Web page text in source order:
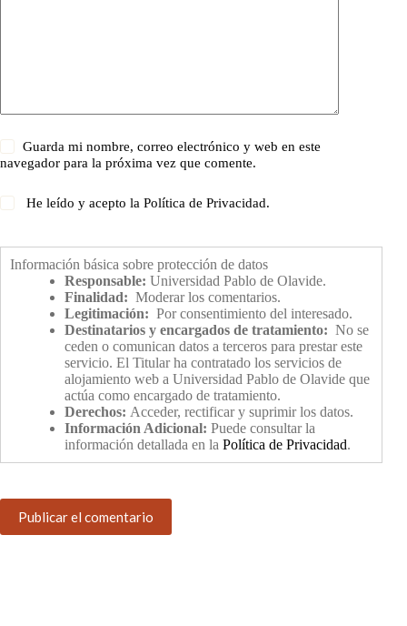
Guarda mi nombre, correo electrónico y web en este
navegador para la próxima vez que comente.
He leído y acepto laPolítica de Privacidad.
Información básica sobre protección de datos
Responsable: Universidad Pablo de Olavide.
Finalidad: Moderar los comentarios.
Legitimación: Por consentimiento del interesado.
Destinatarios y encargados de tratamiento: No se
ceden o comunican datos a terceros para prestar este
servicio. El Titular ha contratado los servicios de
alojamiento web a Universidad Pablo de Olavide que
actúa como encargado de tratamiento.
Derechos: Acceder, rectificar y suprimir los datos.
Información Adicional: Puede consultar la
información detallada en la Política de Privacidad.
Publicar el comentario